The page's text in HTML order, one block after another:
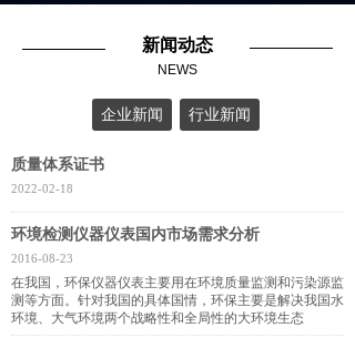
新闻动态
NEWS
企业新闻 行业新闻
质量体系证书
2022-02-18
环境检测仪器仪表国内市场需求分析
2016-08-23
在我国，环保仪器仪表主要用在环境质量监测和污染源监
测等方面。针对我国的具体国情，环保主要是解决我国水
环境、大气环境两个战略性和全局性的大环境生态